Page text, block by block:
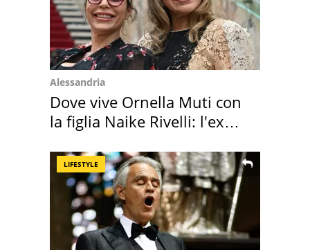
Alessandria
Dove vive Ornella Muti con
la figlia Naike Rivelli: l'ex
LIFESTYLE